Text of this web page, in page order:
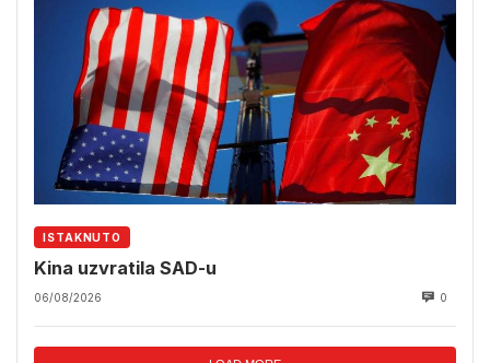
ISTAKNUTO
Kina uzvratila SAD-u
06/08/2026 0